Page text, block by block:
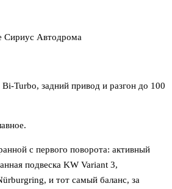
Сириус Автодрома
Turbo, задний привод и разгон до 100
с первого поворота: активный
подвеска KW Variant 3,
и тот самый баланс, за